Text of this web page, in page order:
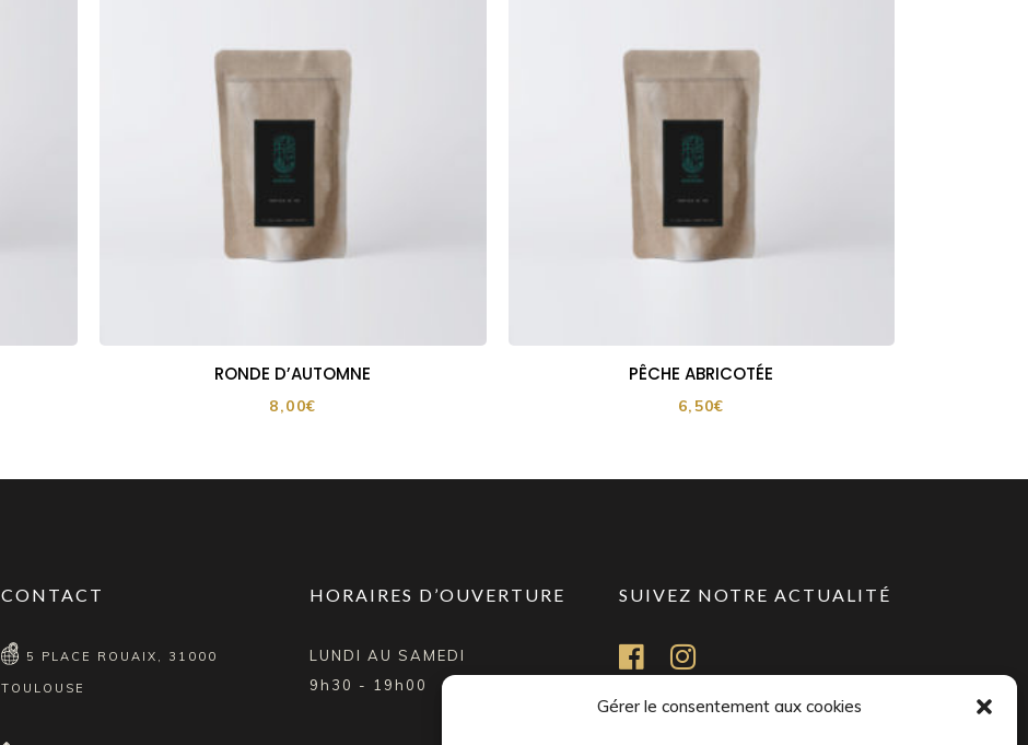
Gérer le consentement aux cookies
RONDE D’AUTOMNE
8,00€
PÊCHE ABRICOTÉE
6,50€
CONTACT
5 PLACE ROUAIX, 31000
TOULOUSE
HORAIRES D’OUVERTURE
LUNDI AU SAMEDI
9h30 - 19h00
SUIVEZ NOTRE ACTUALITÉ